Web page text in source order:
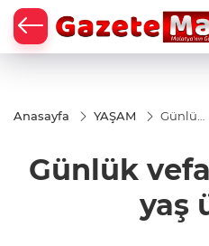
Anasayfa YAŞAM
Günlük
65 yaş
üstü
Günlük
yaş